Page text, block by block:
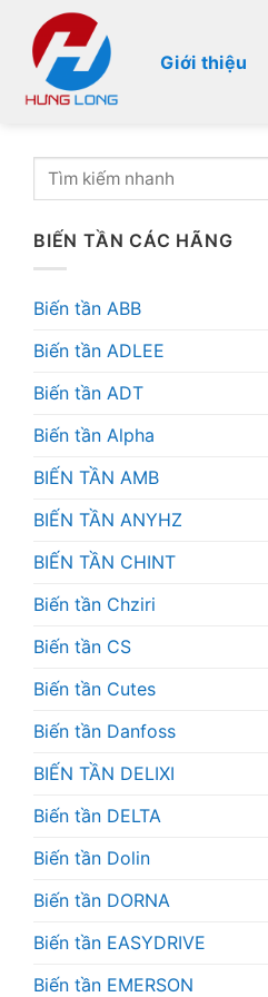
dung
Giới thiệu
BIẾN TẦN CÁC HÃNG
Biến tần ABB
Biến tần ADLEE
Biến tần ADT
Biến tần Alpha
BIẾN TẦN AMB
BIẾN TẦN ANYHZ
BIẾN TẦN CHINT
Biến tần Chziri
Biến tần CS
Biến tần Cutes
Biến tần Danfoss
BIẾN TẦN DELIXI
Biến tần DELTA
Biến tần Dolin
Biến tần DORNA
Biến tần EASYDRIVE
Biến tần EMERSON